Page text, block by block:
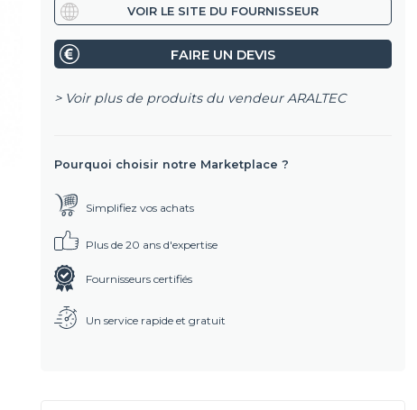
VOIR LE SITE DU FOURNISSEUR
FAIRE UN DEVIS
> Voir plus de produits du vendeur ARALTEC
Pourquoi choisir notre Marketplace ?
Simplifiez vos achats
Plus de 20 ans d'expertise
Fournisseurs certifiés
Un service rapide et gratuit